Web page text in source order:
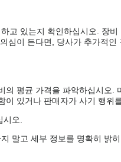
고 있는지 확인하십시오. 장
심이 든다면, 당사가 추가적
평균 가격을 파악하십시오.
있거나 판매자가 사기 행위
시오.
말고 세부 정보를 명확히 밝